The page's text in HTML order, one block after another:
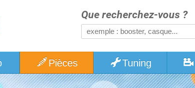
Que recherchez-vous ?
Pièces Tuning